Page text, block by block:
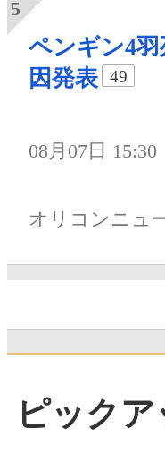
ペンギン4
因発表
49
08月07日 15:30
オリコンニュ
ピック